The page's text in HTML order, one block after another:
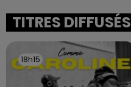
fermer ses portes.
TITRES DIFFUSÉS
18h15
18h15